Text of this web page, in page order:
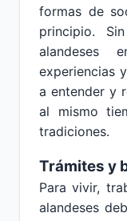
formas de
principio.
alandeses
experiencias
a entender y
al mismo
tradiciones.
Trámites y
Para vivir,
alandeses